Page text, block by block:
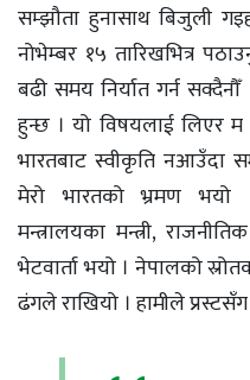
सम्झौता हुनासाथ बिजुली
नोभेम्बर १५ तारिखभित्र
बढी समय निर्यात गर्न
हुन्छ । यो विषयलाई लिएर
भारतबाट स्वीकृति नआउँदा
मेरो भारतको भ्रमण भयो
मन्त्रालयका मन्त्री,
भेटवार्ता भयो । नेपालको
ढंगले राखियो । हामीले प्रस्टसँग